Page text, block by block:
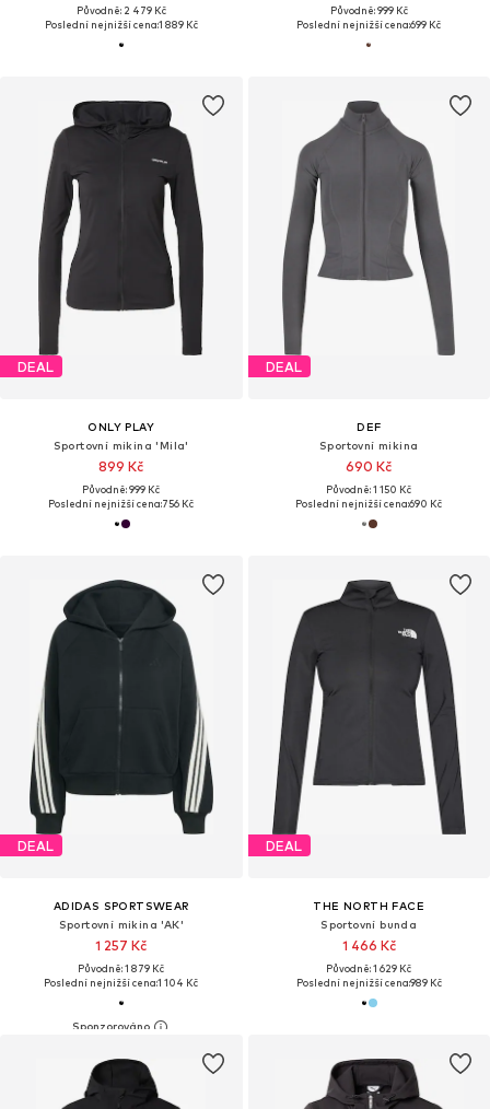
Původně: 2 479 Kč
Poslední nejnižší cena:1 889 Kč
Původně: 999 Kč
Poslední nejnižší cena:699 Kč
DEAL
ONLY PLAY
Sportovní mikina 'Mila'
899 Kč
Původně: 999 Kč
Poslední nejnižší cena:756 Kč
DEAL
DEF
Sportovní mikina
690 Kč
Původně: 1 150 Kč
Poslední nejnižší cena:690 Kč
DEAL
ADIDAS SPORTSWEAR
Sportovní mikina 'AK'
1 257 Kč
Původně: 1 879 Kč
Poslední nejnižší cena:1 104 Kč
DEAL
THE NORTH FACE
Sportovní bunda
1 466 Kč
Původně: 1 629 Kč
Poslední nejnižší cena:989 Kč